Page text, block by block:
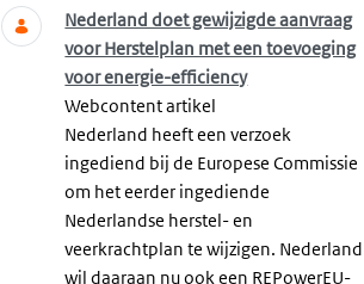
Nederland doet gewijzigde aanvraag
voor Herstelplan met een toevoeging
voor energie-efficiency
Webcontent artikel
Nederland heeft een verzoek
ingediend bij de Europese Commissie
om het eerder ingediende
Nederlandse herstel- en
veerkrachtplan te wijzigen. Nederland
wil daaraan nu ook een REPowerEU-